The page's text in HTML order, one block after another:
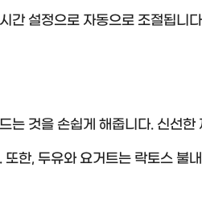
간 설정으로 자동으로 조절됩니
는 것을 손쉽게 해줍니다. 신선
한, 두유와 요거트는 락토스 불